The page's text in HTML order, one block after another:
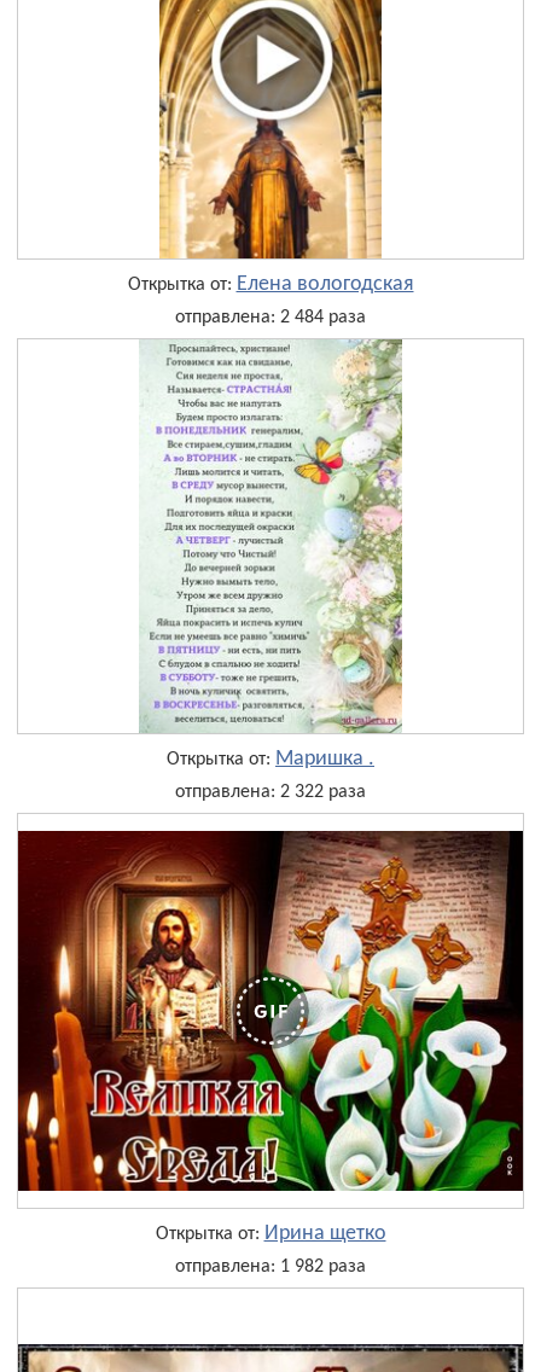
Открытка от: Елена вологодская
отправлена: 2 484 раза
Открытка от: Маришка .
отправлена: 2 322 раза
Открытка от: Ирина щетко
отправлена: 1 982 раза